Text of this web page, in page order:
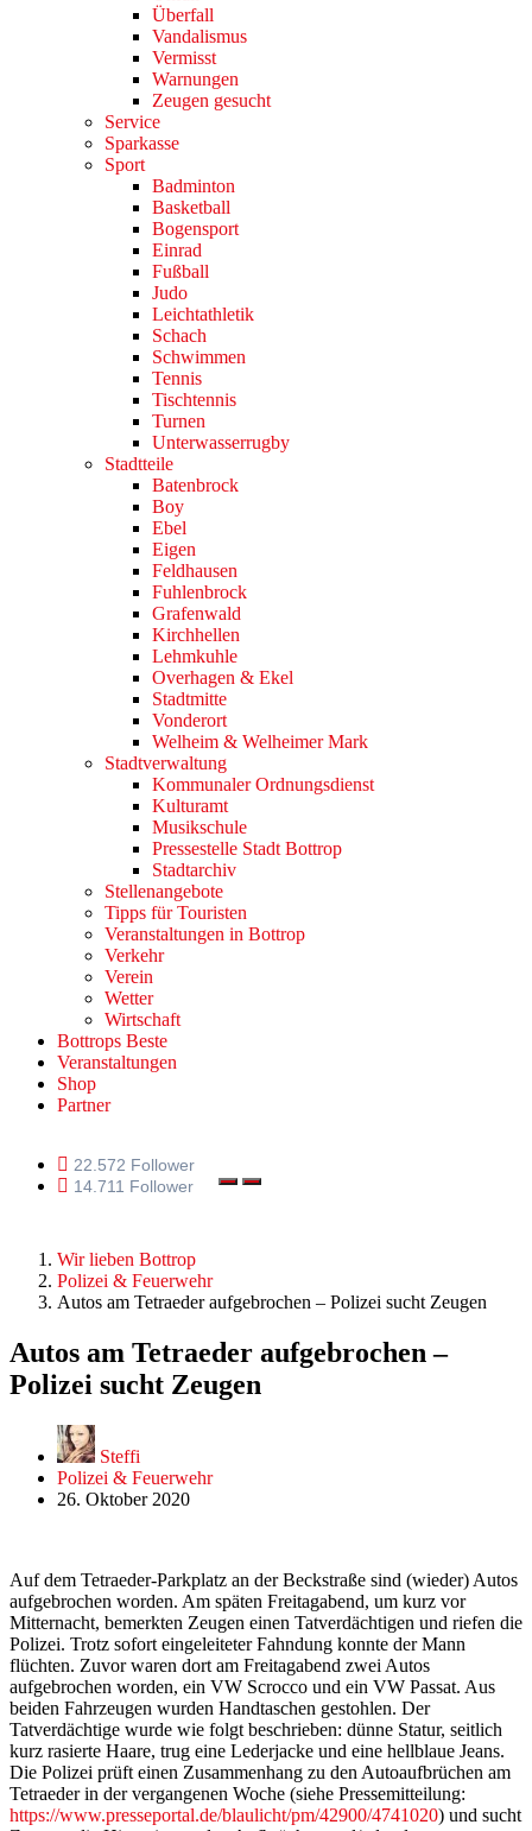
Überfall
Vandalismus
Vermisst
Warnungen
Zeugen gesucht
Service
Sparkasse
Sport
Badminton
Basketball
Bogensport
Einrad
Fußball
Judo
Leichtathletik
Schach
Schwimmen
Tennis
Tischtennis
Turnen
Unterwasserrugby
Stadtteile
Batenbrock
Boy
Ebel
Eigen
Feldhausen
Fuhlenbrock
Grafenwald
Kirchhellen
Lehmkuhle
Overhagen & Ekel
Stadtmitte
Vonderort
Welheim & Welheimer Mark
Stadtverwaltung
Kommunaler Ordnungsdienst
Kulturamt
Musikschule
Pressestelle Stadt Bottrop
Stadtarchiv
Stellenangebote
Tipps für Touristen
Veranstaltungen in Bottrop
Verkehr
Verein
Wetter
Wirtschaft
Bottrops Beste
Veranstaltungen
Shop
Partner
22.572 Follower
14.711 Follower
Wir lieben Bottrop
Polizei & Feuerwehr
Autos am Tetraeder aufgebrochen – Polizei sucht Zeugen
Autos am Tetraeder aufgebrochen –
Polizei sucht Zeugen
Steffi
Polizei & Feuerwehr
26. Oktober 2020
Auf dem Tetraeder-Parkplatz an der Beckstraße sind (wieder) Autos
aufgebrochen worden. Am späten Freitagabend, um kurz vor
Mitternacht, bemerkten Zeugen einen Tatverdächtigen und riefen die
Polizei. Trotz sofort eingeleiteter Fahndung konnte der Mann
flüchten. Zuvor waren dort am Freitagabend zwei Autos
aufgebrochen worden, ein VW Scrocco und ein VW Passat. Aus
beiden Fahrzeugen wurden Handtaschen gestohlen. Der
Tatverdächtige wurde wie folgt beschrieben: dünne Statur, seitlich
kurz rasierte Haare, trug eine Lederjacke und eine hellblaue Jeans.
Die Polizei prüft einen Zusammenhang zu den Autoaufbrüchen am
Tetraeder in der vergangenen Woche (siehe Pressemitteilung:
https://www.presseportal.de/blaulicht/pm/42900/4741020) und sucht